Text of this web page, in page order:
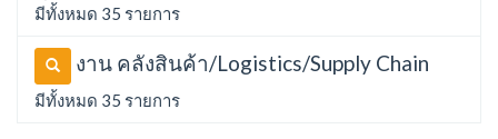
มีทั้งหมด 35 รายการ
งาน คลังสินค้า/Logistics/Supply Chain
มีทั้งหมด 35 รายการ